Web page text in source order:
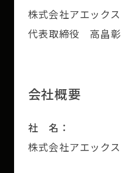
株式会社アエックス
代表取締役 高畠彰
会社概要
社 名：
株式会社アエックス